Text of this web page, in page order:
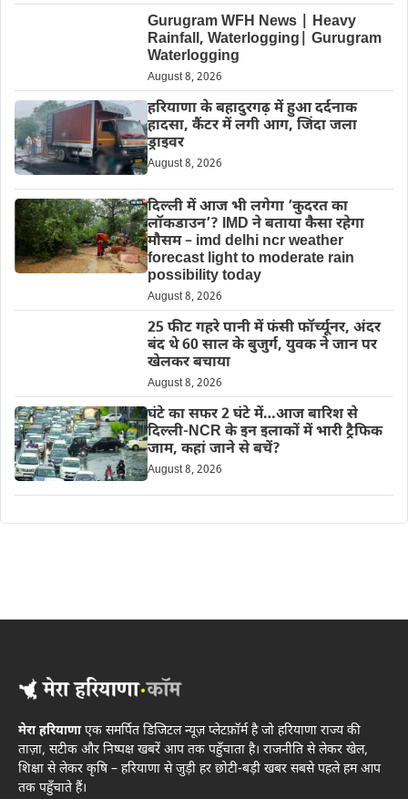
Gurugram WFH News | Heavy
Rainfall, Waterlogging| Gurugram
Waterlogging
August 8, 2026
हरियाणा के बहादुरगढ़ में हुआ दर्दनाक
हादसा, कैंटर में लगी आग, जिंदा जला
ड्राइवर
August 8, 2026
दिल्‍ली में आज भी लगेगा ‘कुदरत का
लॉकडाउन’? IMD ने बताया कैसा रहेगा
मौसम – imd delhi ncr weather
forecast light to moderate rain
possibility today
August 8, 2026
25 फीट गहरे पानी में फंसी फॉर्च्यूनर, अंदर
बंद थे 60 साल के बुजुर्ग, युवक ने जान पर
खेलकर बचाया
August 8, 2026
घंटे का सफर 2 घंटे में…आज बारिश से
दिल्ली-NCR के इन इलाकों में भारी ट्रैफिक
जाम, कहां जाने से बचें?
August 8, 2026
मेरा हरियाणाएक समर्पित डिजिटल न्यूज़ प्लेटफ़ॉर्म है जो हरियाणा राज्य की
ताज़ा, सटीक और निष्पक्ष खबरें आप तक पहुँचाता है। राजनीति से लेकर खेल,
शिक्षा से लेकर कृषि – हरियाणा से जुड़ी हर छोटी-बड़ी खबर सबसे पहले हम आप
तक पहुँचाते हैं।